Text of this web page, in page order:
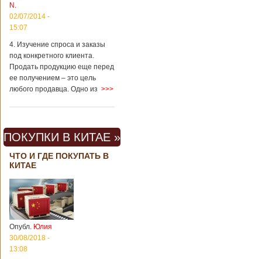
N.
02/07/2014 -
15:07
4. Изучение спроса и заказы
под конкретного клиента.
Продать продукцию еще перед
ее получением – это цель
любого продавца. Одно из >>>
ПОКУПКИ В КИТАЕ »
ЧТО И ГДЕ ПОКУПАТЬ В
КИТАЕ
Опубл. Юлия
30/08/2018 -
13:08